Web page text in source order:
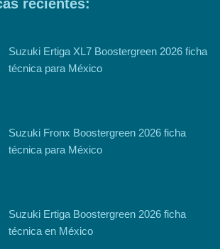
recientes:
Suzuki Ertiga XL7 Boostergreen 2026 ficha
técnica para México
Suzuki Fronx Boostergreen 2026 ficha
técnica para México
Suzuki Ertiga Boostergreen 2026 ficha
técnica en México